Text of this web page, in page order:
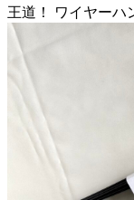
王道！ ワイヤーハ